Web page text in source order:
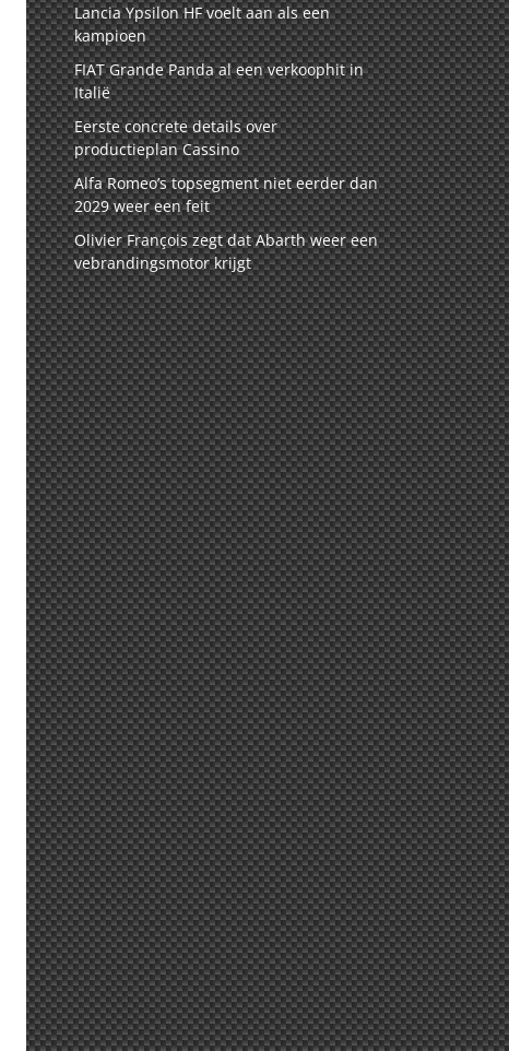
Lancia Ypsilon HF voelt aan als een
kampioen
FIAT Grande Panda al een verkoophit in
Italië
Eerste concrete details over
productieplan Cassino
Alfa Romeo’s topsegment niet eerder dan
2029 weer een feit
Olivier François zegt dat Abarth weer een
vebrandingsmotor krijgt